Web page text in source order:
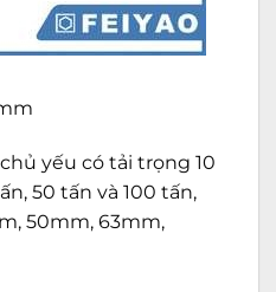
yếu có tải trọng 10
50 tấn và 100 tấn,
50mm, 63mm,